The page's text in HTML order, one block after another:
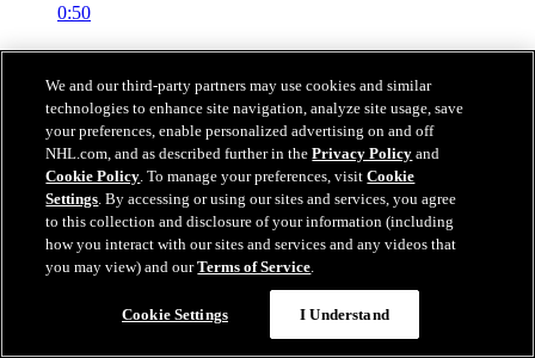
0:50
Letang double l'avance avec un boulet de canon
PIT@PHI: Letang fait vibrer les cordages en 3e période
26 avr. 2026
We and our third-party partners may use cookies and similar
technologies to enhance site navigation, analyze site usage, save
your preferences, enable personalized advertising on and off
NHL.com, and as described further in thePrivacy Policy and
Cookie Policy. To manage your preferences, visitCookie
Settings. By accessing or using our sites and services, you agree
to this collection and disclosure of your information (including
how you interact with our sites and services and any videos that
you may view) and ourTerms of Service.
Cookie Settings I Understand